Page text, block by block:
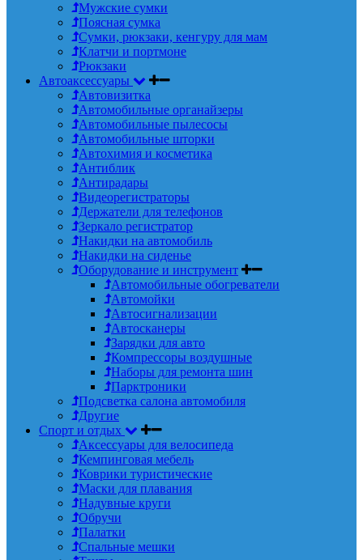
Мужские сумки
Поясная сумка
Сумки, рюкзаки, кенгуру для мам
Клатчи и портмоне
Рюкзаки
Автоаксессуары
Автовизитка
Автомобильные органайзеры
Автомобильные пылесосы
Автомобильные шторки
Автохимия и косметика
Антиблик
Антирадары
Видеорегистраторы
Держатели для телефонов
Зеркало регистратор
Накидки на автомобиль
Накидки на сиденье
Оборудование и инструмент
Автомобильные обогреватели
Автомойки
Автосигнализации
Автосканеры
Зарядки для авто
Компрессоры воздушные
Наборы для ремонта шин
Парктроники
Подсветка салона автомобиля
Другие
Спорт и отдых
Аксессуары для велосипеда
Кемпинговая мебель
Коврики туристические
Маски для плавания
Надувные круги
Обручи
Палатки
Спальные мешки